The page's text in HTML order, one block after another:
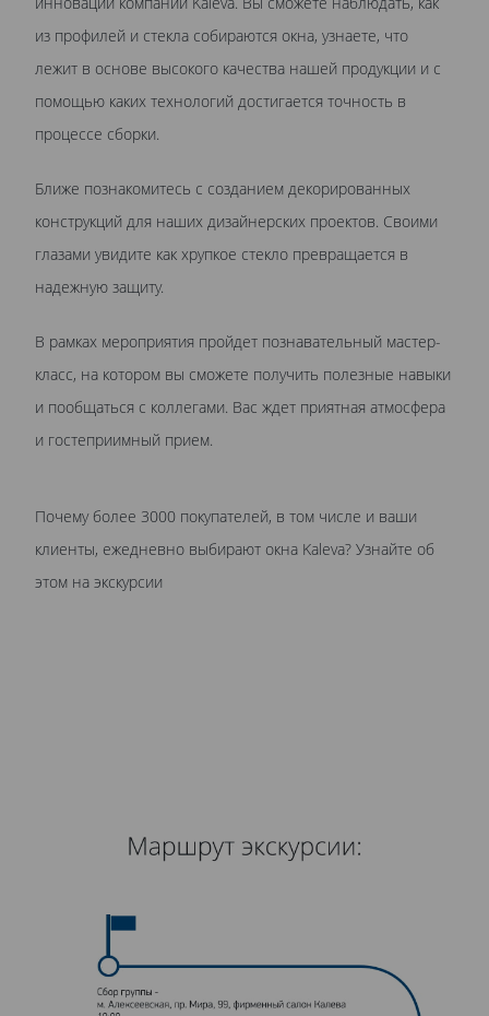
из профилей и стекла собираются окна, узнаете, что
лежит в основе высокого качества нашей продукции и с
помощью каких технологий достигается точность в
процессе сборки.
Ближе познакомитесь с созданием декорированных
конструкций для наших дизайнерских проектов. Своими
глазами увидите как хрупкое стекло превращается в
надежную защиту.
В рамках мероприятия пройдет познавательный мастер-
класс, на котором вы сможете получить полезные навыки
и пообщаться с коллегами. Вас ждет приятная атмосфера
и гостеприимный прием.
Почему более 3000 покупателей, в том числе и ваши
клиенты, ежедневно выбирают окна Kaleva? Узнайте об
этом на экскурсии